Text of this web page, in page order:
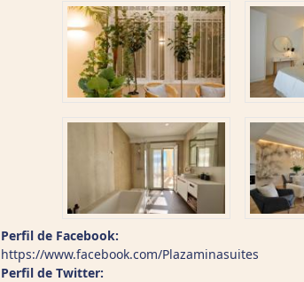
Perfil de Facebook:
https://www.facebook.com/Plazaminasuites
Perfil de Twitter: